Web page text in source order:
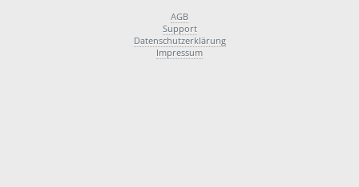
AGB
Support
Datenschutzerklärung
Impressum